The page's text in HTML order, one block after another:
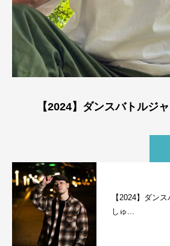
【2024】ダンスバトル
【2024】ダン
しゅ...